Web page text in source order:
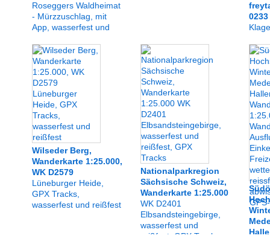
Roseggers Waldheimat
- Mürzzuschlag, mit
App, wasserfest und
0233
Wilseder Berg,
Wanderkarte 1:25.000,
WK D2579
Lüneburger Heide,
GPX Tracks,
wasserfest und reißfest
Nationalparkregion
Sächsische Schweiz,
Wanderkarte 1:25.000
WK D2401
Elbsandsteingebirge,
wasserfest und
reißfest, GPX Tracks